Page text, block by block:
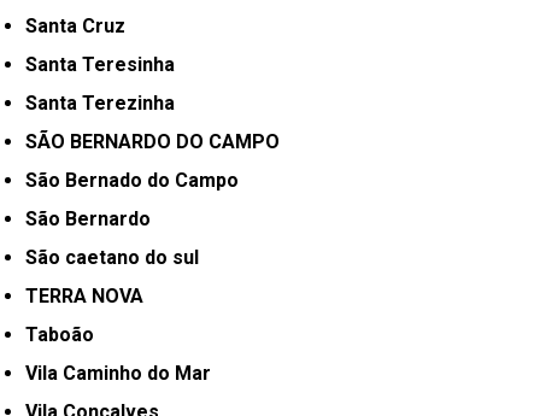
Santa Cruz
Santa Teresinha
Santa Terezinha
SÃO BERNARDO DO CAMPO
São Bernado do Campo
São Bernardo
São caetano do sul
TERRA NOVA
Taboão
Vila Caminho do Mar